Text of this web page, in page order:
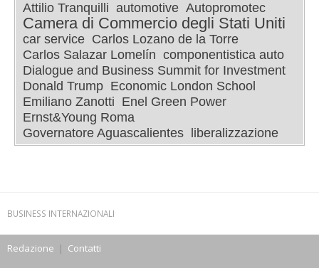
Attilio Tranquilli automotive Autopromotec
Camera di Commercio degli Stati Uniti
car service Carlos Lozano de la Torre
Carlos Salazar Lomelín componentistica auto
Dialogue and Business Summit for Investment
Donald Trump Economic London School
Emiliano Zanotti Enel Green Power
Ernst&Young Roma
Governatore Aguascalientes
liberalizzazione
BUSINESS INTERNAZIONALI
Redazione | Contatti